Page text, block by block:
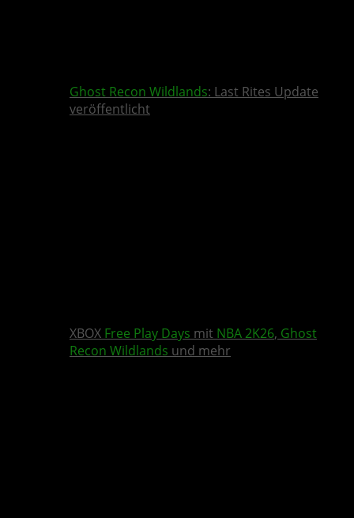
Ghost Recon Wildlands: Last Rites Update
veröffentlicht
XBOX Free Play Days mit NBA 2K26, Ghost
Recon Wildlands und mehr